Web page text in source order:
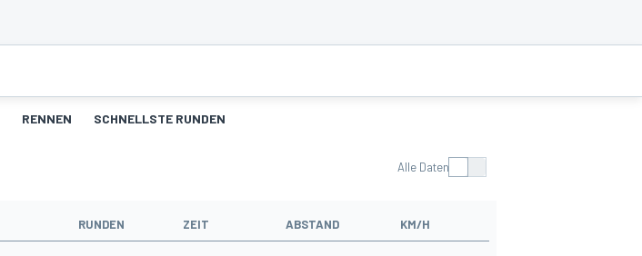
RENNEN SCHNELLSTE RUNDEN
Alle Daten
RUNDEN ZEIT ABSTAND KM/H